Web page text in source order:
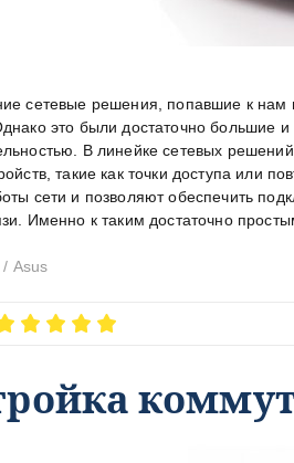
сетевые решения, попавшие к нам
это были достаточно большие
В линейке сетевых
такие как точки доступа или
сети и позволяют обеспечить
Именно к таким достаточно
/ Asus